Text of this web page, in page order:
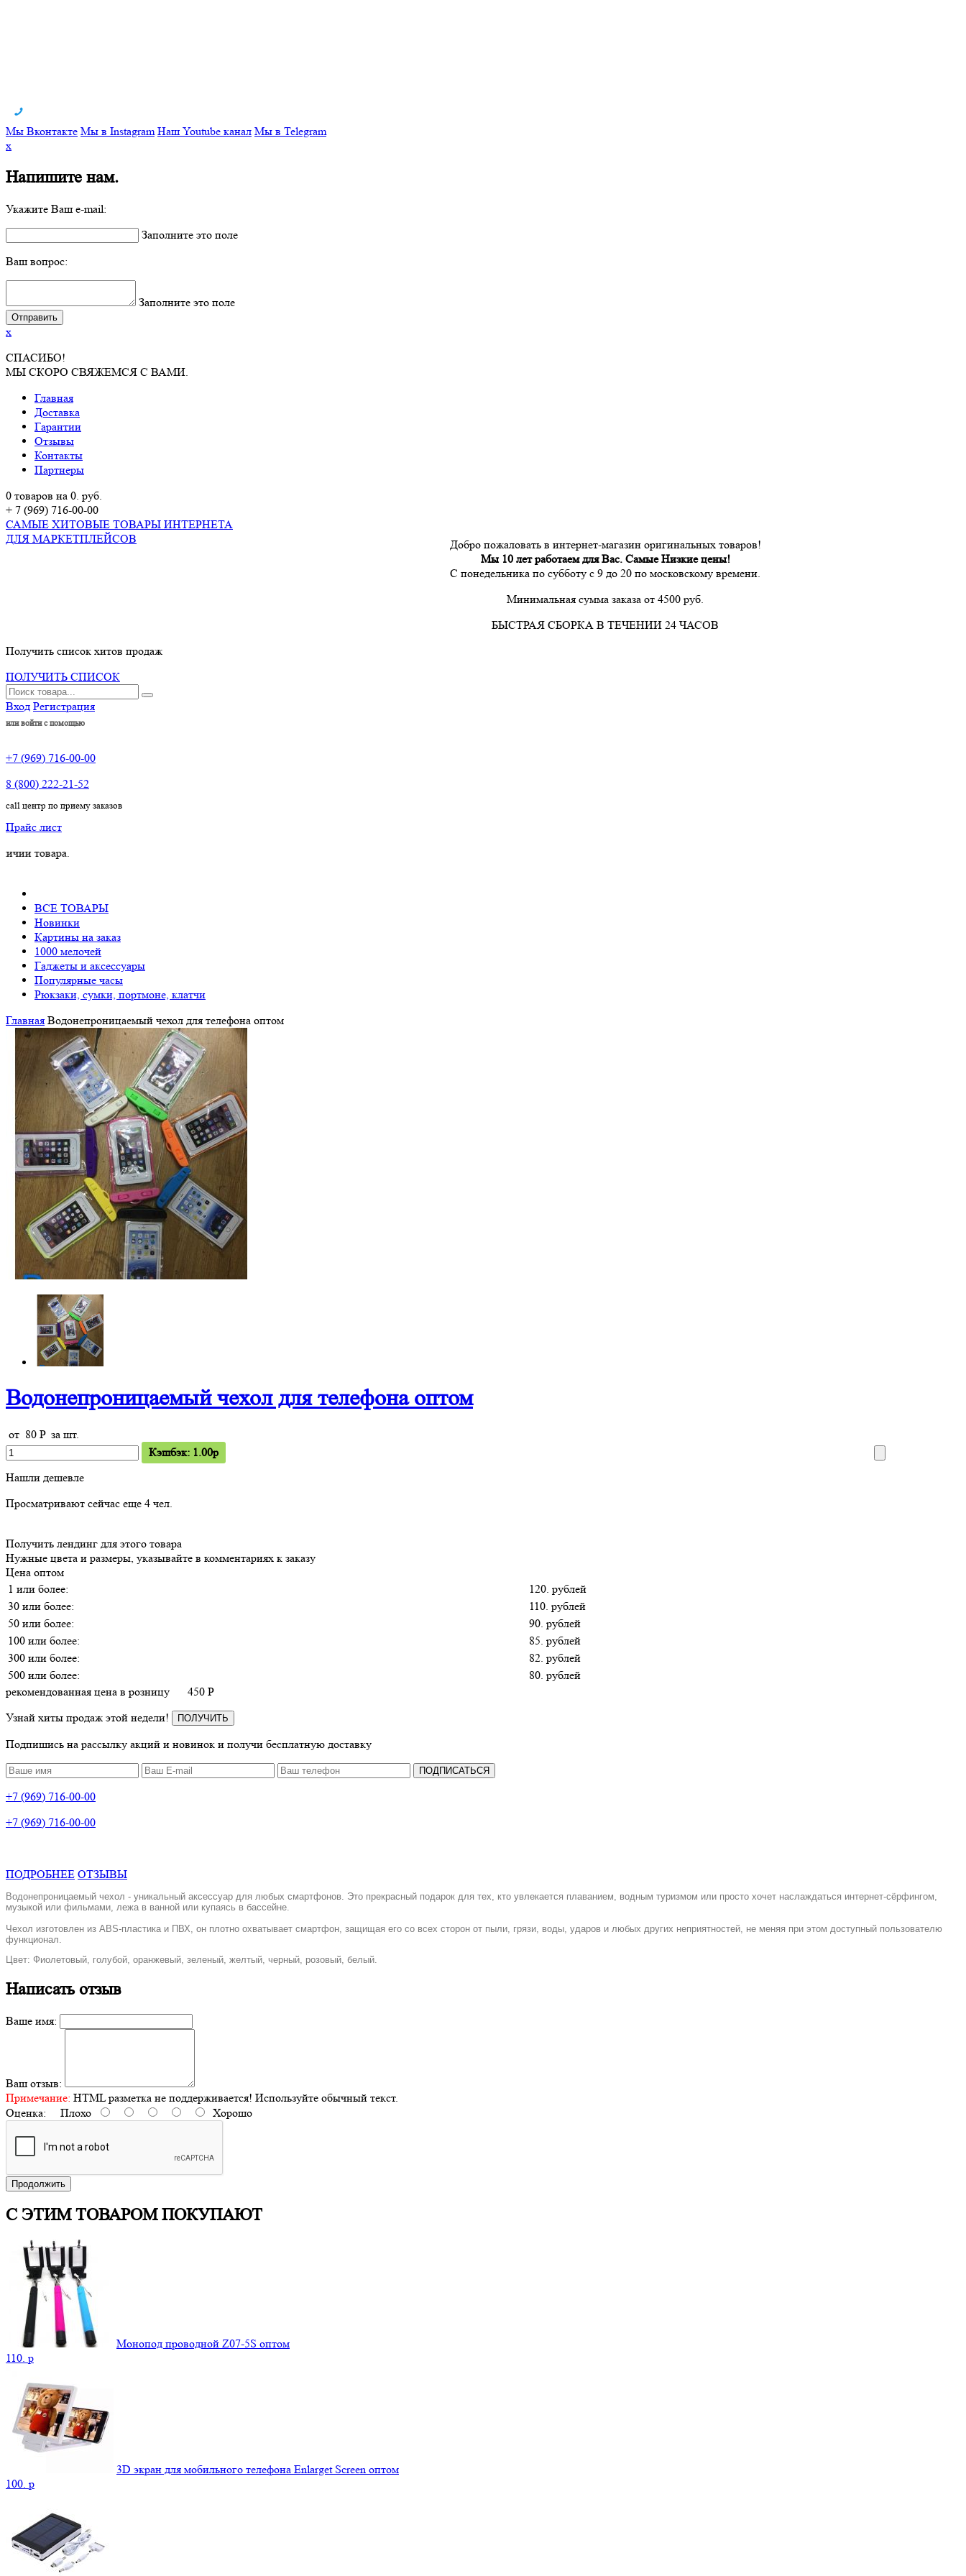
Мы Вконтакте Мы в Instagram Наш Youtube канал Мы в Telegram
x
Напишите нам.
Укажите Ваш e-mail:
Заполните это поле
Ваш вопрос:
Заполните это поле
x
СПАСИБО!
МЫ СКОРО СВЯЖЕМСЯ С ВАМИ.
Главная
Доставка
Гарантии
Отзывы
Контакты
Партнеры
0 товаров на 0. руб.
+ 7 (969) 716-00-00
САМЫЕ ХИТОВЫЕ ТОВАРЫ ИНТЕРНЕТА
ДЛЯ МАРКЕТПЛЕЙСОВ
Добро пожаловать в интернет-магазин оригинальных товаров!
Мы 10 лет работаем для Вас. Самые Низкие цены!
С понедельника по субботу с 9 до 20 по московскому времени.
Минимальная сумма заказа от 4500 руб.
БЫСТРАЯ СБОРКА В ТЕЧЕНИИ 24 ЧАСОВ
Получить список хитов продаж
ПОЛУЧИТЬ СПИСОК
Вход Регистрация
или войти с помощью
+7 (969) 716-00-00
8 (800) 222-21-52
call центр по приему заказов
Прайс лист
ВСЕ ТОВАРЫ
Новинки
Картины на заказ
1000 мелочей
Гаджеты и аксессуары
Популярные часы
Рюкзаки, сумки, портмоне, клатчи
Главная Водонепроницаемый чехол для телефона оптом
Водонепроницаемый чехол для телефона оптом
от 80 Pза шт.
Кэшбэк: 1.00p
Нашли дешевле
Просматривают сейчас еще 4 чел.
Получить лендинг для этого товара
Нужные цвета и размеры, указывайте в комментариях к заказу
Цена оптом
1 или более:
120. рублей
30 или более:
110. рублей
50 или более:
90. рублей
100 или более:
85. рублей
300 или более:
82. рублей
500 или более:
80. рублей
рекомендованная цена в розницу
450 P
Узнай хиты продаж этой недели!
ПОЛУЧИТЬ
Подпишись на рассылку акций и новинок и получи бесплатную доставку
ПОДПИСАТЬСЯ
+7 (969) 716-00-00
+7 (969) 716-00-00
ПОДРОБНЕЕ ОТЗЫВЫ
Водонепроницаемый чехол - уникальный аксессуар для любых смартфонов. Это прекрасный подарок для тех, кто увлекается плаванием, водным туризмом или просто хочет наслаждаться интернет-сёрфингом,
музыкой или фильмами, лежа в ванной или купаясь в бассейне.
Чехол изготовлен из ABS-пластика и ПВХ, он плотно охватывает смартфон, защищая его со всех сторон от пыли, грязи, воды, ударов и любых других неприятностей, не меняя при этом доступный пользователю
функционал.
Цвет: Фиолетовый, голубой, оранжевый, зеленый, желтый, черный, розовый, белый.
Написать отзыв
Ваше имя:
Ваш отзыв:
Примечание: HTML разметка не поддерживается! Используйте обычный текст.
Оценка: Плохо Хорошо
Продолжить
С ЭТИМ ТОВАРОМ ПОКУПАЮТ
Монопод проводной Z07-5S оптом
110. p
3D экран для мобильного телефона Enlarget Screen оптом
100. p